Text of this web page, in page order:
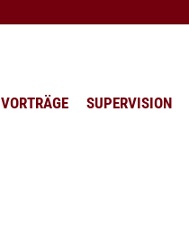
VORTRÄGE SUPERVISION